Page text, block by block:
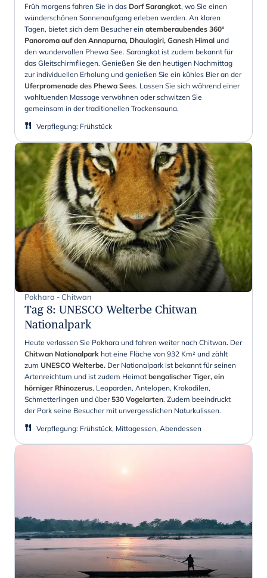
Früh morgens fahren Sie in das Dorf Sarangkot, wo Sie einen
wünderschönen Sonnenaufgang erleben werden. An klaren
Tagen, bietet sich dem Besucher ein atemberaubendes 360°
Panoroma auf den Annapurna, Dhaulagiri, Ganesh Himal und
den wundervollen Phewa See. Sarangkot ist zudem bekannt für
das Gleitschirmfliegen. Genießen Sie den heutigen Nachmittag
zur individuellen Erholung und genießen Sie ein kühles Bier an der
Uferpromenade des Phewa Sees. Lassen Sie sich während einer
wohltuenden Massage verwöhnen oder schwitzen Sie
gemeinsam in der traditionellen Trockensauna.
Verpflegung: Frühstück
Pokhara - Chitwan
Tag 8: UNESCO Welterbe Chitwan
Nationalpark
Heute verlassen Sie Pokhara und fahren weiter nach Chitwan. Der
Chitwan Nationalpark hat eine Fläche von 932 Km² und zählt
zum UNESCO Welterbe. Der Nationalpark ist bekannt für seinen
Artenreichtum und ist zudem Heimat bengalischer Tiger, ein
hörniger Rhinozerus, Leoparden, Antelopen, Krokodilen,
Schmetterlingen und über 530 Vogelarten. Zudem beeindruckt
der Park seine Besucher mit unvergesslichen Naturkulissen.
Verpflegung: Frühstück, Mittagessen, Abendessen